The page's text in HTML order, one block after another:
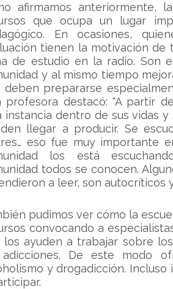
afirmamos anteriormente,
que ocupa un lugar
En ocasiones,
tienen la motivación de
de estudio en la radio. Son
y al mismo tiempo
deben prepararse
profesora destacó: “A partir
instancia dentro de sus vidas
llegar a producir. Se
eso fue muy importante
los está
todos se conocen.
a leer, son autocríticos
pudimos ver cómo la
convocando a
los ayuden a trabajar sobre
adicciones. De este modo
y drogadicción. Incluso